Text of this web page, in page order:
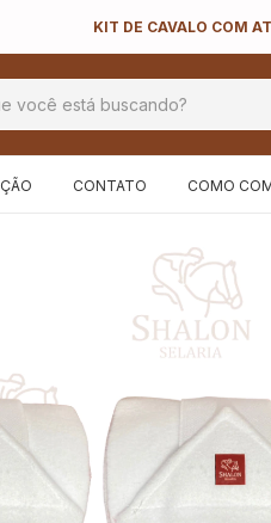
KIT DE CAVALO COM
CONTATO COMO